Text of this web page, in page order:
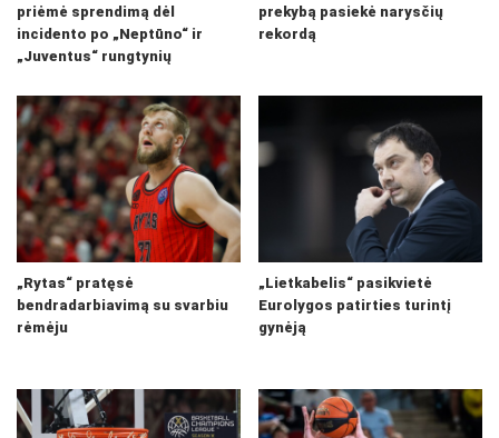
priėmė sprendimą dėl
incidento po „Neptūno“ ir
„Juventus“ rungtynių
prekybą pasiekė narysčių
rekordą
„Rytas“ pratęsė
bendradarbiavimą su svarbiu
rėmėju
„Lietkabelis“ pasikvietė
Eurolygos patirties turintį
gynėją